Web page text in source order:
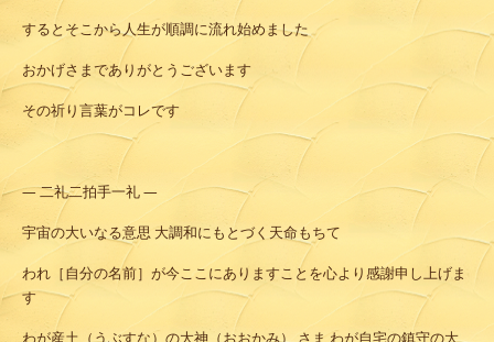
するとそこから人生が順調に流れ始めました
おかげさまでありがとうございます
その祈り言葉がコレです
― 二礼二拍手一礼 ―
宇宙の大いなる意思 大調和にもとづく天命もちて
われ［自分の名前］が今ここにありますことを心より感謝申し上げま
す